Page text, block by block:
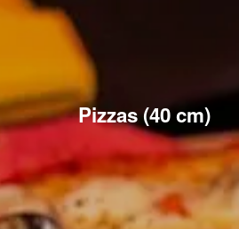
Pizzas (40 cm)